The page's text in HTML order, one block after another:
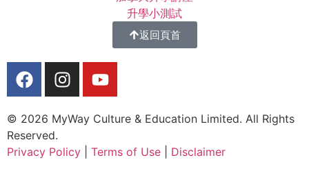
升學小測試
返回頁首
© 2026 MyWay Culture & Education Limited. All Rights
Reserved.
Privacy Policy
Terms of Use Disclaimer